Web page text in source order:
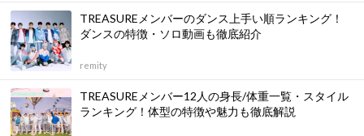
TREASUREメンバーのダンス上手い順ランキング！
ダンスの特徴・ソロ動画も徹底紹介
remity
TREASUREメンバー12人の身長/体重一覧・スタイル
ランキング！体型の特徴や魅力も徹底解説